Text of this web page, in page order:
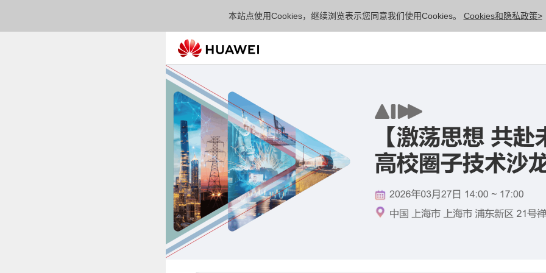
本站点使用Cookies，继续浏览表示您同意我们使用Cookies。 Cookies和隐私政策>